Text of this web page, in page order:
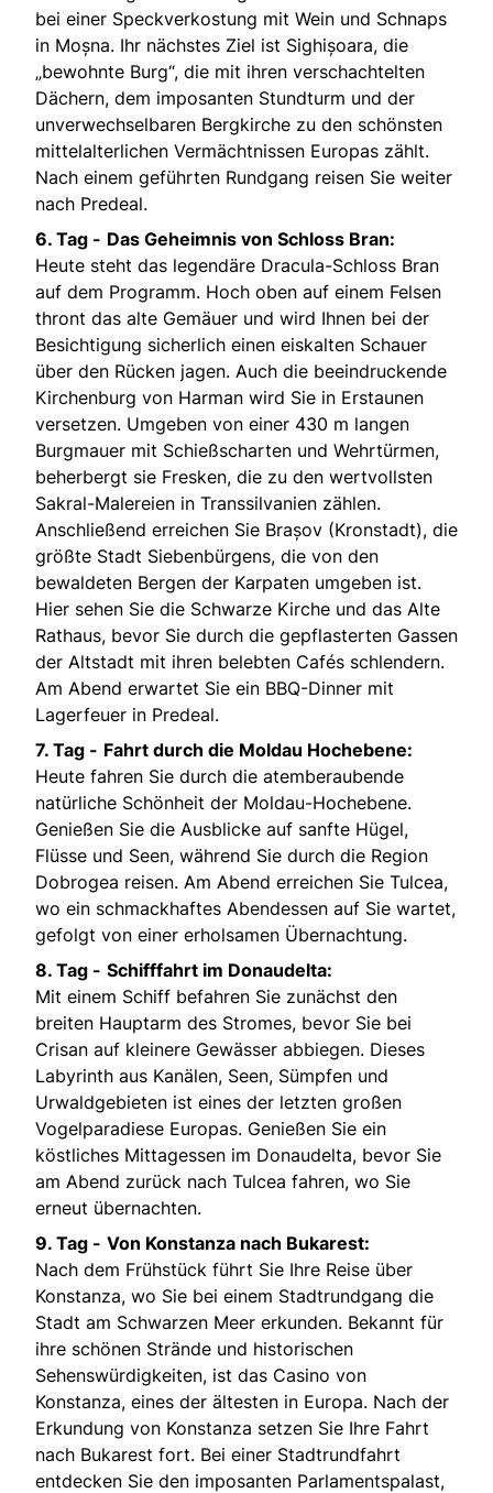
bei einer Speckverkostung mit Wein und Schnaps
in Moșna. Ihr nächstes Ziel ist Sighișoara, die
„bewohnte Burg“, die mit ihren verschachtelten
Dächern, dem imposanten Stundturm und der
unverwechselbaren Bergkirche zu den schönsten
mittelalterlichen Vermächtnissen Europas zählt.
Nach einem geführten Rundgang reisen Sie weiter
nach Predeal.
6. Tag - Das Geheimnis von Schloss Bran:
Heute steht das legendäre Dracula-Schloss Bran
auf dem Programm. Hoch oben auf einem Felsen
thront das alte Gemäuer und wird Ihnen bei der
Besichtigung sicherlich einen eiskalten Schauer
über den Rücken jagen. Auch die beeindruckende
Kirchenburg von Harman wird Sie in Erstaunen
versetzen. Umgeben von einer 430 m langen
Burgmauer mit Schießscharten und Wehrtürmen,
beherbergt sie Fresken, die zu den wertvollsten
Sakral-Malereien in Transsilvanien zählen.
Anschließend erreichen Sie Brașov (Kronstadt), die
größte Stadt Siebenbürgens, die von den
bewaldeten Bergen der Karpaten umgeben ist.
Hier sehen Sie die Schwarze Kirche und das Alte
Rathaus, bevor Sie durch die gepflasterten Gassen
der Altstadt mit ihren belebten Cafés schlendern.
Am Abend erwartet Sie ein BBQ-Dinner mit
Lagerfeuer in Predeal.
7. Tag - Fahrt durch die Moldau Hochebene:
Heute fahren Sie durch die atemberaubende
natürliche Schönheit der Moldau-Hochebene.
Genießen Sie die Ausblicke auf sanfte Hügel,
Flüsse und Seen, während Sie durch die Region
Dobrogea reisen. Am Abend erreichen Sie Tulcea,
wo ein schmackhaftes Abendessen auf Sie wartet,
gefolgt von einer erholsamen Übernachtung.
8. Tag - Schifffahrt im Donaudelta:
Mit einem Schiff befahren Sie zunächst den
breiten Hauptarm des Stromes, bevor Sie bei
Crisan auf kleinere Gewässer abbiegen. Dieses
Labyrinth aus Kanälen, Seen, Sümpfen und
Urwaldgebieten ist eines der letzten großen
Vogelparadiese Europas. Genießen Sie ein
köstliches Mittagessen im Donaudelta, bevor Sie
am Abend zurück nach Tulcea fahren, wo Sie
erneut übernachten.
9. Tag - Von Konstanza nach Bukarest:
Nach dem Frühstück führt Sie Ihre Reise über
Konstanza, wo Sie bei einem Stadtrundgang die
Stadt am Schwarzen Meer erkunden. Bekannt für
ihre schönen Strände und historischen
Sehenswürdigkeiten, ist das Casino von
Konstanza, eines der ältesten in Europa. Nach der
Erkundung von Konstanza setzen Sie Ihre Fahrt
nach Bukarest fort. Bei einer Stadtrundfahrt
entdecken Sie den imposanten Parlamentspalast,